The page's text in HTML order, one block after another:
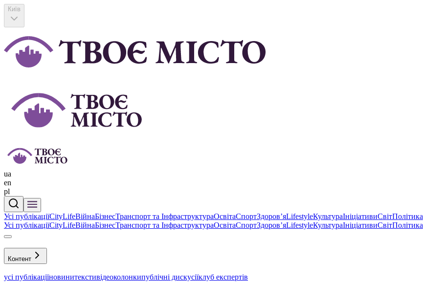
Київ
ua
en
pl
Усі публікаціїCityLifeВійнаБізнесТранспорт та ІнфраструктураОсвітаСпортЗдоровʼяLifestyleКультураІніціативиСвітПолітика
Усі публікаціїCityLifeВійнаБізнесТранспорт та ІнфраструктураОсвітаСпортЗдоровʼяLifestyleКультураІніціативиСвітПолітика
Контент
усі публікаціїновинитекстивідеоколонкипублічні дискусіїклуб експертів